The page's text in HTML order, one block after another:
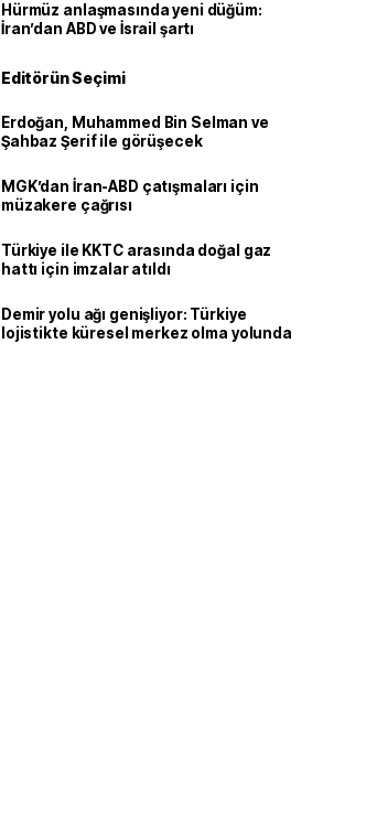
Hürmüz anlaşmasında yeni düğüm:
İran’dan ABD ve İsrail şartı
Editörün Seçimi
Erdoğan, Muhammed Bin Selman ve
Şahbaz Şerif ile görüşecek
MGK’dan İran-ABD çatışmaları için
müzakere çağrısı
Türkiye ile KKTC arasında doğal gaz
hattı için imzalar atıldı
Demir yolu ağı genişliyor: Türkiye
lojistikte küresel merkez olma yolunda